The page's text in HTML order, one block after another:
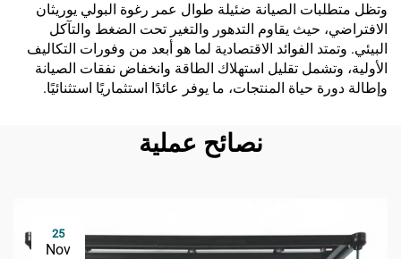
وتظل متطلبات الصيانة ضئيلة طوال عمر رغوة البولي يوريثان
الافتراضي، حيث يقاوم التدهور والتغير تحت الضغط والتآكل
البيئي. وتمتد الفوائد الاقتصادية لما هو أبعد من وفورات التكاليف
الأولية، وتشمل تقليل استهلاك الطاقة وانخفاض نفقات الصيانة
وإطالة دورة حياة المنتجات، ما يوفر عائدًا استثماريًا استثنائيًا.
نصائح عملية
25
Nov